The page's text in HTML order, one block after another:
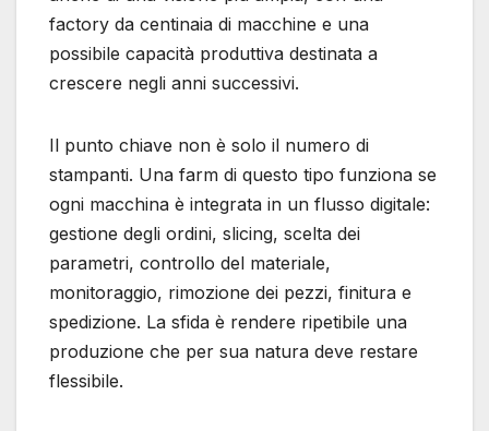
factory da centinaia di macchine e una
possibile capacità produttiva destinata a
crescere negli anni successivi.
Il punto chiave non è solo il numero di
stampanti. Una farm di questo tipo funziona se
ogni macchina è integrata in un flusso digitale:
gestione degli ordini, slicing, scelta dei
parametri, controllo del materiale,
monitoraggio, rimozione dei pezzi, finitura e
spedizione. La sfida è rendere ripetibile una
produzione che per sua natura deve restare
flessibile.